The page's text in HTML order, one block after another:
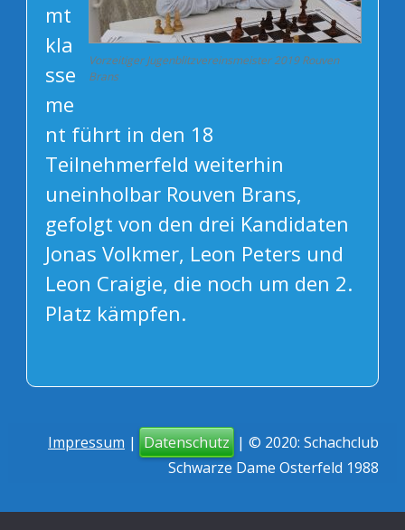
Vorzeitiger Jugenblitzvereinsmeister 2019 Rouven
Brans
mt
kla
sse
me
nt führt in den 18
Teilnehmerfeld weiterhin
uneinholbar Rouven Brans,
gefolgt von den drei Kandidaten
Jonas Volkmer, Leon Peters und
Leon Craigie, die noch um den 2.
Platz kämpfen.
Impressum |Datenschutz | © 2020: Schachclub
Schwarze Dame Osterfeld 1988